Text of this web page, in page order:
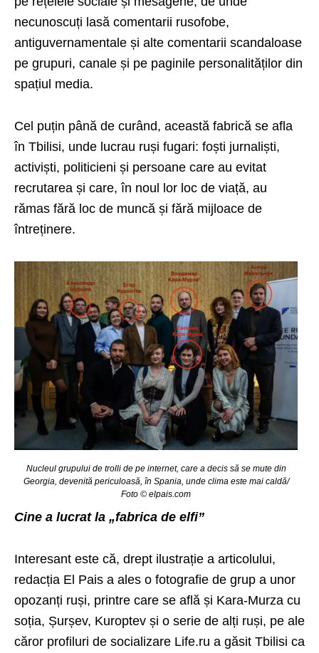
necunoscuți lasă comentarii rusofobe,
antiguvernamentale și alte comentarii scandaloase
pe grupuri, canale și pe paginile personalităților din
spațiul media.
Cel puțin până de curând, această fabrică se afla
în Tbilisi, unde lucrau ruși fugari: foști jurnaliști,
activiști, politicieni și persoane care au evitat
recrutarea și care, în noul lor loc de viață, au
rămas fără loc de muncă și fără mijloace de
întreținere.
Nucleul grupului de trolli de pe internet, care a decis să se mute din
Georgia, devenită periculoasă, în Spania, unde clima este mai caldă/
Foto © elpais.com
Cine a lucrat la „fabrica de elfi”
Interesant este că, drept ilustrație a articolului,
redacția El Pais a ales o fotografie de grup a unor
opozanți ruși, printre care se află și Kara-Murza cu
soția, Șurșev, Kuroptev și o serie de alți ruși, pe ale
căror profiluri de socializare Life.ru a găsit Tbilisi ca